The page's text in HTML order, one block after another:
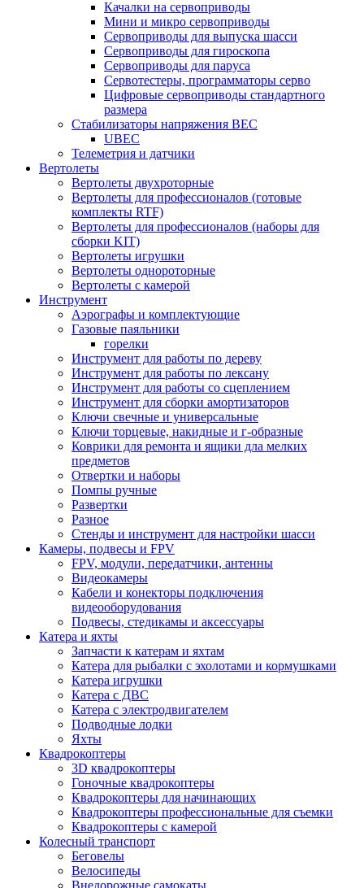
Качалки на сервоприводы
Мини и микро сервоприводы
Сервоприводы для выпуска шасси
Сервоприводы для гироскопа
Сервоприводы для паруса
Сервотестеры, программаторы серво
Цифровые сервоприводы стандартного
размера
Стабилизаторы напряжения BEC
UBEC
Телеметрия и датчики
Вертолеты
Вертолеты двухроторные
Вертолеты для профессионалов (готовые
комплекты RTF)
Вертолеты для профессионалов (наборы для
сборки KIT)
Вертолеты игрушки
Вертолеты однороторные
Вертолеты с камерой
Инструмент
Аэрографы и комплектующие
Газовые паяльники
горелки
Инструмент для работы по дереву
Инструмент для работы по лексану
Инструмент для работы со сцеплением
Инструмент для сборки амортизаторов
Ключи свечные и универсальные
Ключи торцевые, накидные и г-образные
Коврики для ремонта и ящики дла мелких
предметов
Отвертки и наборы
Помпы ручные
Развертки
Разное
Стенды и инструмент для настройки шасси
Камеры, подвесы и FPV
FPV, модули, передатчики, антенны
Видеокамеры
Кабели и конекторы подключения
видеооборудования
Подвесы, стедикамы и аксессуары
Катера и яхты
Запчасти к катерам и яхтам
Катера для рыбалки с эхолотами и кормушками
Катера игрушки
Катера с ДВС
Катера с электродвигателем
Подводные лодки
Яхты
Квадрокоптеры
3D квадрокоптеры
Гоночные квадрокоптеры
Квадрокоптеры для начинающих
Квадрокоптеры профессиональные для съемки
Квадрокоптеры с камерой
Колесный транспорт
Беговелы
Велосипеды
Внедорожные самокаты